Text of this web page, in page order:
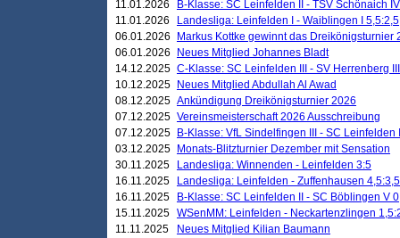
11.01.2026
B-Klasse: SC Leinfelden II - TSV Schönaich
11.01.2026
Landesliga: Leinfelden I - Waiblingen I 5,5:2,5
06.01.2026
Markus Kottke gewinnt das Dreikönigsturnier
06.01.2026
Neues Mitglied Johannes Bladt
14.12.2025 C-Klasse: SC Leinfelden III - SV Herrenberg
10.12.2025
Neues Mitglied Abdullah Al Awad
08.12.2025 Ankündigung Dreikönigsturnier 2026
07.12.2025 Vereinsmeisterschaft 2026 Ausschreibung
07.12.2025
B-Klasse: VfL Sindelfingen III - SC Leinfelden
03.12.2025
Monats-Blitzturnier Dezember mit Sensation
30.11.2025
Landesliga: Winnenden - Leinfelden 3:5
16.11.2025
Landesliga: Leinfelden - Zuffenhausen 4,5:3,5
16.11.2025
B-Klasse: SC Leinfelden II - SC Böblingen V
15.11.2025 WSenMM: Leinfelden - Neckartenzlingen
11.11.2025
Neues Mitglied Kilian Baumann